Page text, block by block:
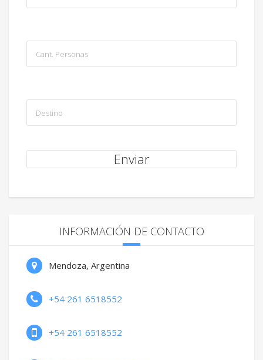
INFORMACIÓN DE CONTACTO
Mendoza, Argentina
+54 261 6518552
+54 261 6518552